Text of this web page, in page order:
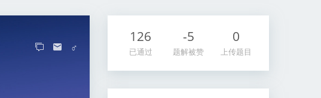
♂
126
已通过
-5
题解被赞
0
上传题目